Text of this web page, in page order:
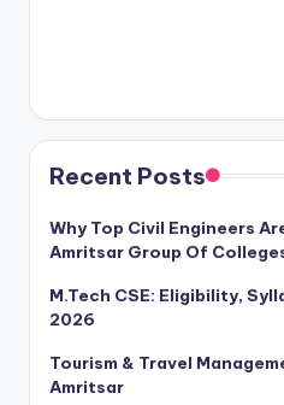
Recent Posts
Why Top Civil Engineers
Amritsar Group Of
M.Tech CSE: Eligibility,
2026
Tourism & Travel
Amritsar